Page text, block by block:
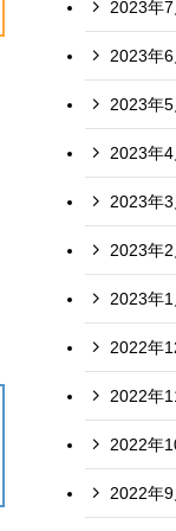
2023年7
2023年6
2023年5
2023年4
2023年3
2023年2
2023年1
2022年
2022年
2022年
2022年9